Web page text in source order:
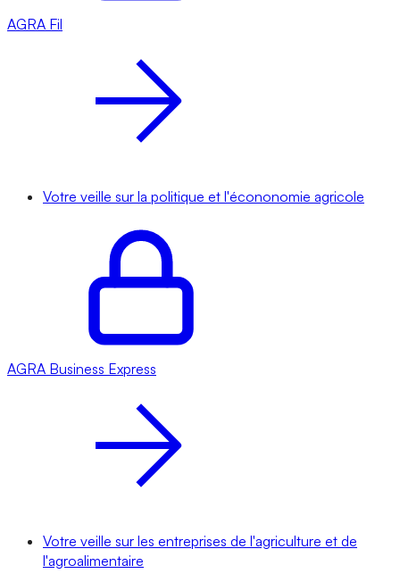
AGRA Fil
Votre veille sur la politique et l'écononomie agricole
AGRA Business Express
Votre veille sur les entreprises de l'agriculture et de
l'agroalimentaire